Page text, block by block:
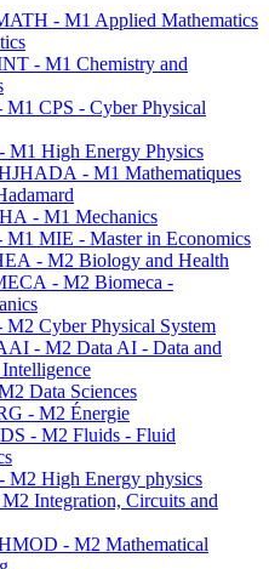
- M1 Applied Mathematics
- M1 Chemistry and
M1 CPS - Cyber Physical
M1 High Energy Physics
- M1 Mathematiques
- M1 Mechanics
MIE - Master in Economics
- M2 Biology and Health
- M2 Biomeca -
M2 Cyber Physical System
- M2 Data AI - Data and
Data Sciences
- M2 Énergie
- M2 Fluids - Fluid
M2 High Energy physics
Integration, Circuits and
- M2 Mathematical